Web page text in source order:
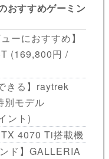
おすすめゲーミン
ーにおすすめ】
(169,800円 /
きる】raytrek
別モデル
ント)
4070 Ti搭載機
ド】GALLERIA